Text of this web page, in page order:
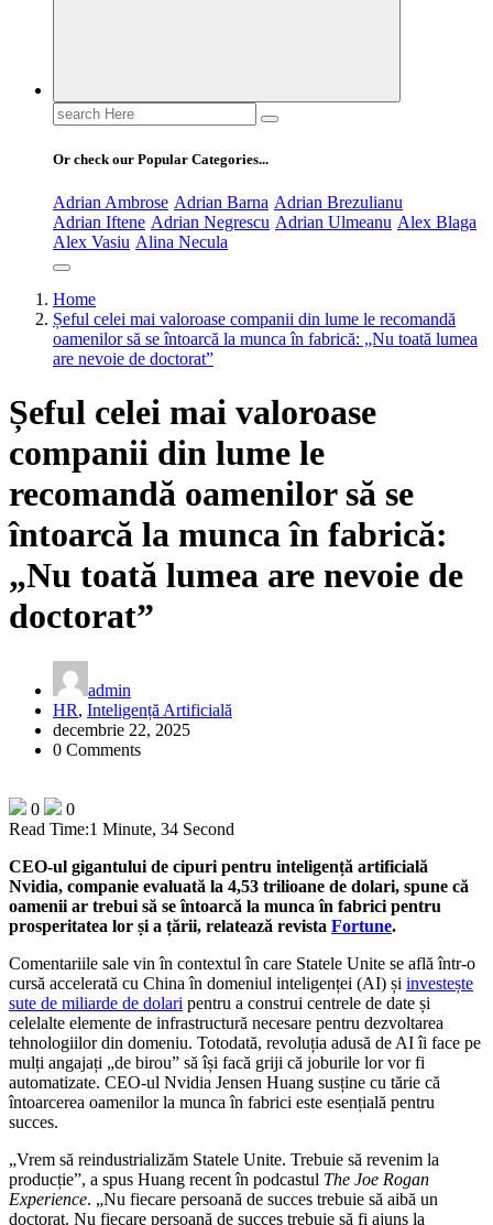
Search
for:
Or check our Popular Categories...
Adrian Ambrose Adrian Barna Adrian Brezulianu
Adrian Iftene Adrian Negrescu Adrian Ulmeanu Alex Blaga
Alex Vasiu Alina Necula
Home
Șeful celei mai valoroase companii din lume le recomandă
oamenilor să se întoarcă la munca în fabrică: „Nu toată lumea
are nevoie de doctorat”
Șeful celei mai valoroase
companii din lume le
recomandă oamenilor să se
întoarcă la munca în fabrică:
„Nu toată lumea are nevoie de
doctorat”
admin
HR, Inteligență Artificială
decembrie 22, 2025
0 Comments
0
0
Read Time:1 Minute, 34 Second
CEO-ul gigantului de cipuri pentru inteligență artificială
Nvidia, companie evaluată la 4,53 trilioane de dolari, spune că
oamenii ar trebui să se întoarcă la munca în fabrici pentru
prosperitatea lor și a țării, relatează revista Fortune.
Comentariile sale vin în contextul în care Statele Unite se află într-o
cursă accelerată cu China în domeniul inteligenței (AI) și investește
sute de miliarde de dolari pentru a construi centrele de date și
celelalte elemente de infrastructură necesare pentru dezvoltarea
tehnologiilor din domeniu. Totodată, revoluția adusă de AI îi face pe
mulți angajați „de birou” să își facă griji că joburile lor vor fi
automatizate. CEO-ul Nvidia Jensen Huang susține cu tărie că
întoarcerea oamenilor la munca în fabrici este esențială pentru
succes.
„Vrem să reindustrializăm Statele Unite. Trebuie să revenim la
producție”, a spus Huang recent în podcastul The Joe Rogan
Experience. „Nu fiecare persoană de succes trebuie să aibă un
doctorat. Nu fiecare persoană de succes trebuie să fi ajuns la